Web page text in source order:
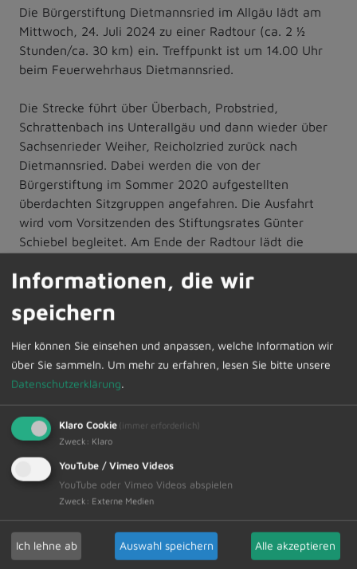
Die Bürgerstiftung Dietmannsried im Allgäu lädt am
Mittwoch, 24. Juli 2024 zu einer Radtour (ca. 2 ½
Stunden/ca. 30 km) ein. Treffpunkt ist um 14.00 Uhr
beim Feuerwehrhaus Dietmannsried.
Die Strecke führt über Überbach, Probstried,
Schrattenbach ins Unterallgäu und dann wieder über
Sachsenrieder Weiher, Reicholzried zurück nach
Dietmannsried. Dabei werden die von der
Bürgerstiftung im Sommer 2020 aufgestellten
überdachten Sitzgruppen angefahren. Die Ausfahrt
wird vom Vorsitzenden des Stiftungsrates Günter
Schiebel begleitet. Am Ende der Radtour lädt die
Rathauses, Frau Sonja Markmiller oder Frau Sabine
bis zum Montag, 22. Juli 2024, 16.00 Uhr entgegen.
Informationen, die wir
speichern
Hier können Sie einsehen und anpassen, welche Information wir
über Sie sammeln. Um mehr zu erfahren, lesen Sie bitte unsere
Datenschutzerklärung.
Klaro Cookie (immer erforderlich)
Zweck : Klaro
YouTube / Vimeo Videos
YouTube oder Vimeo Videos abspielen
Zweck : Externe Medien
Ich lehne ab Auswahl speichern Alle akzeptieren